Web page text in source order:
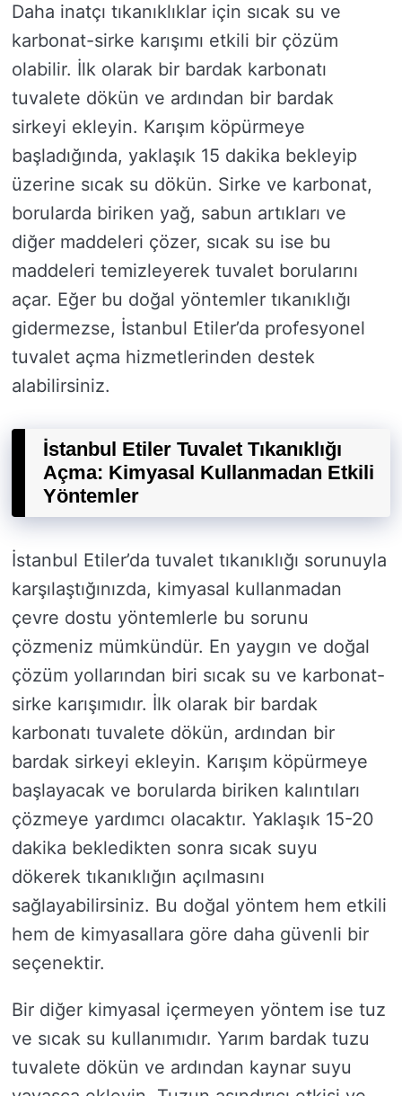
Daha inatçı tıkanıklıklar için sıcak su ve
karbonat-sirke karışımı etkili bir çözüm
olabilir. İlk olarak bir bardak karbonatı
tuvalete dökün ve ardından bir bardak
sirkeyi ekleyin. Karışım köpürmeye
başladığında, yaklaşık 15 dakika bekleyip
üzerine sıcak su dökün. Sirke ve karbonat,
borularda biriken yağ, sabun artıkları ve
diğer maddeleri çözer, sıcak su ise bu
maddeleri temizleyerek tuvalet borularını
açar. Eğer bu doğal yöntemler tıkanıklığı
gidermezse, İstanbul Etiler’da profesyonel
tuvalet açma hizmetlerinden destek
alabilirsiniz.
İstanbul Etiler Tuvalet Tıkanıklığı
Açma: Kimyasal Kullanmadan Etkili
Yöntemler
İstanbul Etiler’da tuvalet tıkanıklığı sorunuyla
karşılaştığınızda, kimyasal kullanmadan
çevre dostu yöntemlerle bu sorunu
çözmeniz mümkündür. En yaygın ve doğal
çözüm yollarından biri sıcak su ve karbonat-
sirke karışımıdır. İlk olarak bir bardak
karbonatı tuvalete dökün, ardından bir
bardak sirkeyi ekleyin. Karışım köpürmeye
başlayacak ve borularda biriken kalıntıları
çözmeye yardımcı olacaktır. Yaklaşık 15-20
dakika bekledikten sonra sıcak suyu
dökerek tıkanıklığın açılmasını
sağlayabilirsiniz. Bu doğal yöntem hem etkili
hem de kimyasallara göre daha güvenli bir
seçenektir.
Bir diğer kimyasal içermeyen yöntem ise tuz
ve sıcak su kullanımıdır. Yarım bardak tuzu
tuvalete dökün ve ardından kaynar suyu